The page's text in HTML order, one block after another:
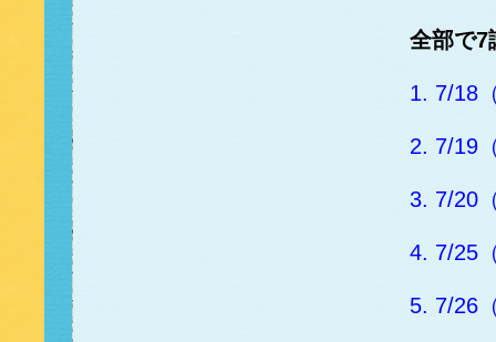
全部で7
1. 7/18
2. 7/19
3. 7/20
4. 7/25
5. 7/26